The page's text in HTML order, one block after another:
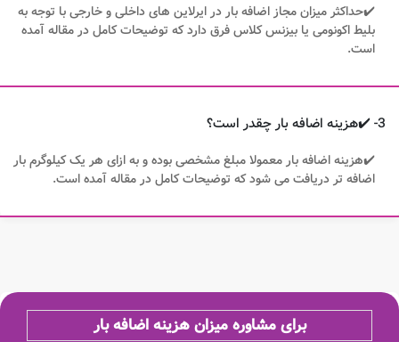
✔️حداکثر میزان مجاز اضافه بار در ایرلاین های داخلی و خارجی با توجه به
بلیط اکونومی یا بیزنس کلاس فرق دارد که توضیحات کامل در مقاله آمده
است.
3- ✔️هزینه اضافه بار چقدر است؟
✔️هزینه اضافه بار معمولا مبلغ مشخصی بوده و به ازای هر یک کیلوگرم بار
اضافه تر دریافت می شود که توضیحات کامل در مقاله آمده است.
برای مشاوره میزان هزینه اضافه بار